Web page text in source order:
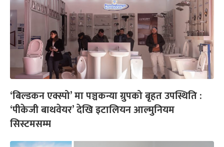
‘बिल्डकन एक्स्पो’ मा पञ्चकन्या ग्रुपको बृहत उपस्थिति :
‘पीकेजी बाथवेयर’ देखि इटालियन आल्मुनियम
सिस्टमसम्म